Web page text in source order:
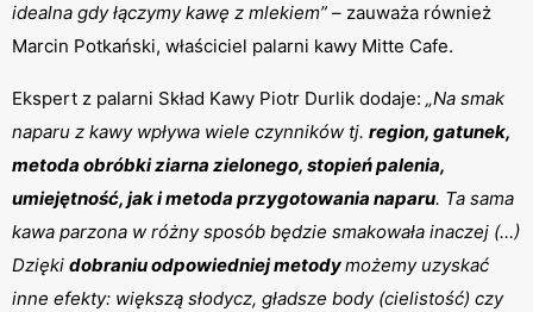
idealna gdy łączymy kawę z mlekiem” – zauważa również
Marcin Potkański, właściciel palarni kawy Mitte Cafe.
Ekspert z palarni Skład Kawy Piotr Durlik dodaje: „Na smak
naparu z kawy wpływa wiele czynników tj. region, gatunek,
metoda obróbki ziarna zielonego, stopień palenia,
umiejętność, jak i metoda przygotowania naparu. Ta sama
kawa parzona w różny sposób będzie smakowała inaczej (…)
Dzięki dobraniu odpowiedniej metody możemy uzyskać
inne efekty: większą słodycz, gładsze body (cielistość) czy